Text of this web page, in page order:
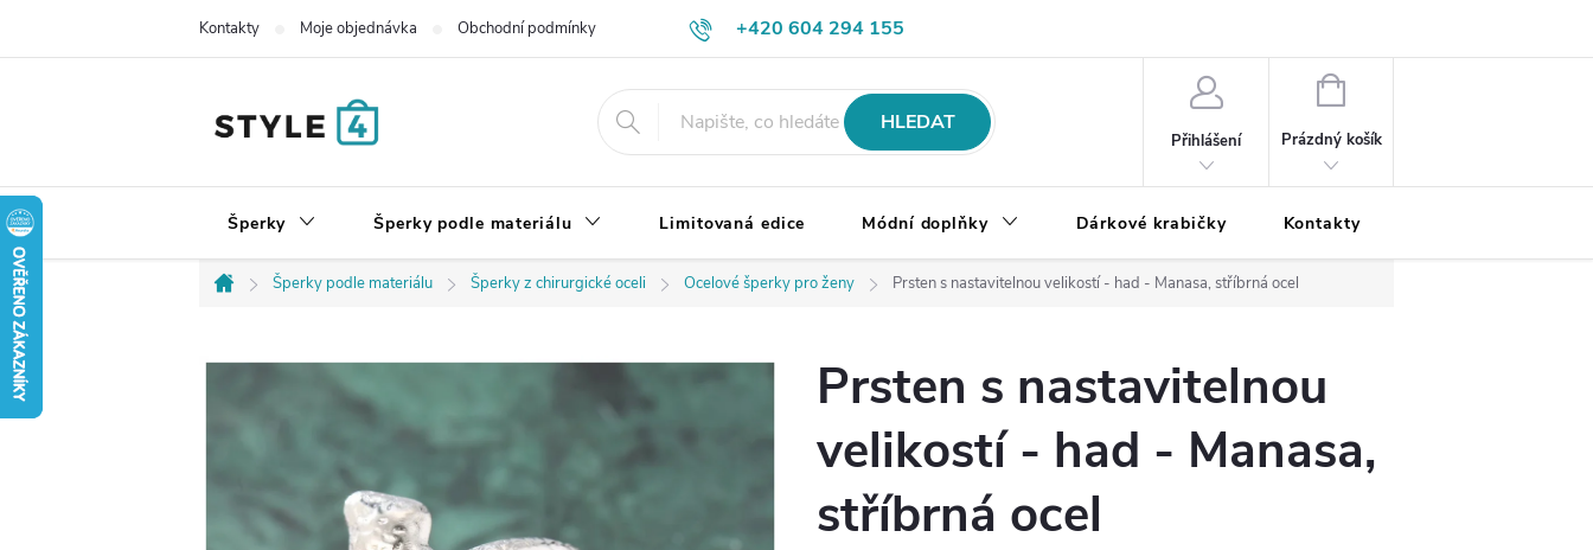
+420 604 294 155
Kontakty Moje objednávka Obchodní podmínky Výměna, vrácení a reklamace zboží
HLEDAT
Přihlášení
NÁKUPNÍ
Prázdný košík
Šperky Šperky podle materiálu Limitovaná edice Módní doplňky Dárkové krabičky Kontakty
Domů
Šperky podle materiálu Šperky z chirurgické oceli Ocelové šperky pro ženy Prsten s nastavitelnou velikostí - had - Manasa, stříbrná ocel
Prsten s nastavitelnou
velikostí - had - Manasa,
stříbrná ocel